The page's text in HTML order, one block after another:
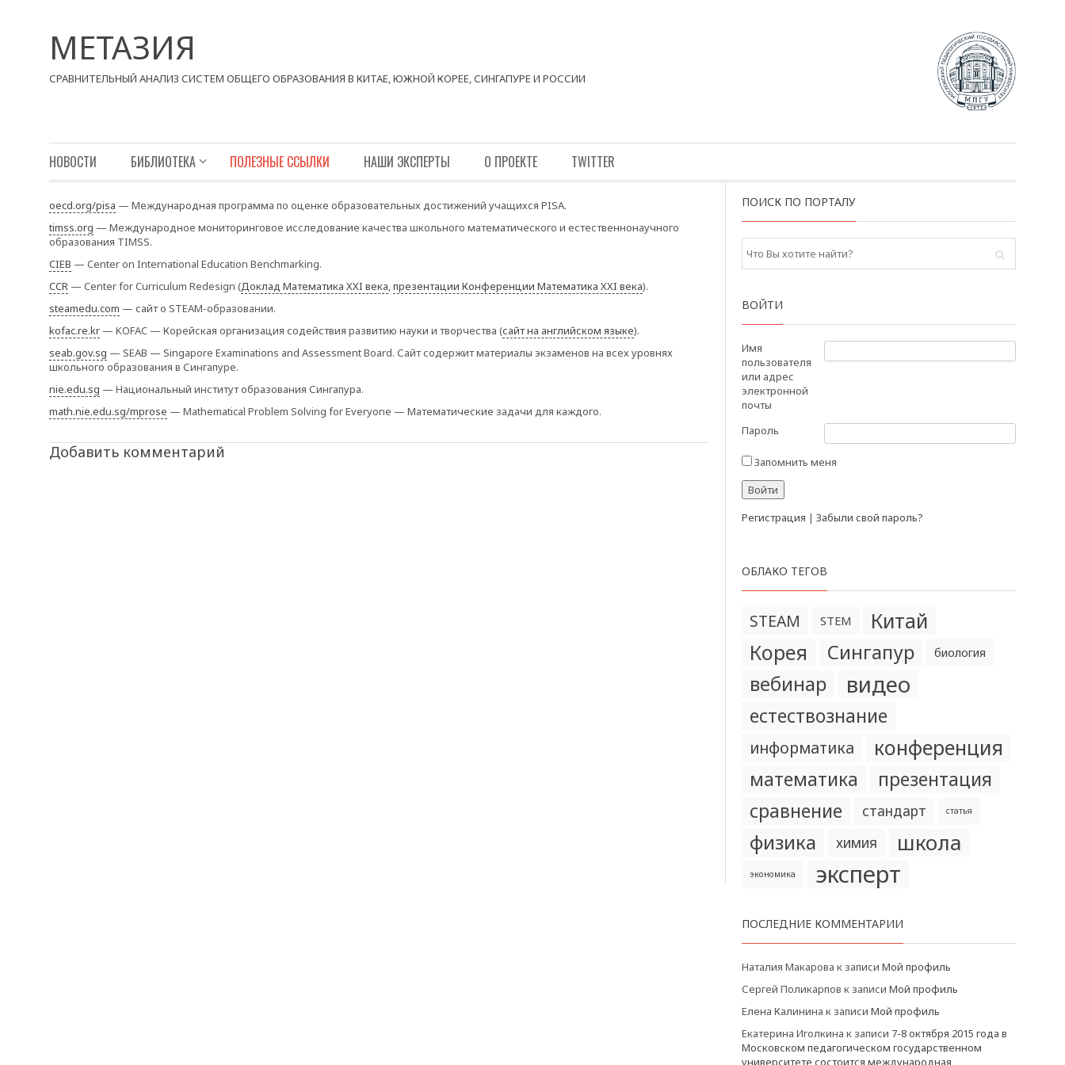
МЕТАЗИЯ
СРАВНИТЕЛЬНЫЙ АНАЛИЗ СИСТЕМ ОБЩЕГО ОБРАЗОВАНИЯ В КИТАЕ, ЮЖНОЙ КОРЕЕ, СИНГАПУРЕ И РОССИИ
НОВОСТИ БИБЛИОТЕКА ПОЛЕЗНЫЕ ССЫЛКИ НАШИ ЭКСПЕРТЫ О ПРОЕКТЕ TWITTER
oecd.org/pisa — Международная программа по оценке образовательных достижений учащихся PISA.
timss.org — Международное мониторинговое исследование качества школьного математического и естественнонаучного
образования TIMSS.
CIEB — Center on International Education Benchmarking.
CCR — Center for Curriculum Redesign (Доклад Математика XXI века,презентации Конференции Математика XXI века).
steamedu.com — сайт о STEAM-образовании.
kofac.re.kr — KOFAC — Корейская организация содействия развитию науки и творчества (сайт на английском языке).
seab.gov.sg — SEAB — Singapore Examinations and Assessment Board. Сайт содержит материалы экзаменов на всех уровнях
школьного образования в Сингапуре.
nie.edu.sg — Национальный институт образования Сингапура.
math.nie.edu.sg/mprose — Mathematical Problem Solving for Everyone — Математические задачи для каждого.
Добавить комментарий
ПОИСК ПО ПОРТАЛУ
ВОЙТИ
Имя
пользователя
или адрес
электронной
почты
Пароль
Запомнить меня
Регистрация | Забыли свой пароль?
ОБЛАКО ТЕГОВ
STEAM STEM
Китай
Корея
Сингапур биология
вебинар видео
естествознание
информатика конференция
математика
презентация
сравнение
стандарт статья
физика химия школа
экономика эксперт
ПОСЛЕДНИЕ КОММЕНТАРИИ
Наталия Макарова к записи Мой профиль
Сергей Поликарпов к записи Мой профиль
Елена Калинина к записи Мой профиль
Екатерина Иголкина к записи 7-8 октября 2015 года в
Московском педагогическом государственном
университете состоится международная